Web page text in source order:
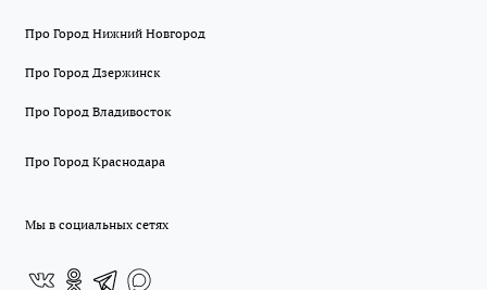
Про Город Нижний Новгород
Про Город Дзержинск
Про Город Владивосток
Про Город Краснодара
Мы в социальных сетях